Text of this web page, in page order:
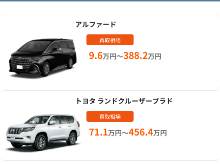
アルファード
買取相場
9.6万円～388.2万円
トヨタ ランドクルーザープラド
買取相場
71.1万円～456.4万円